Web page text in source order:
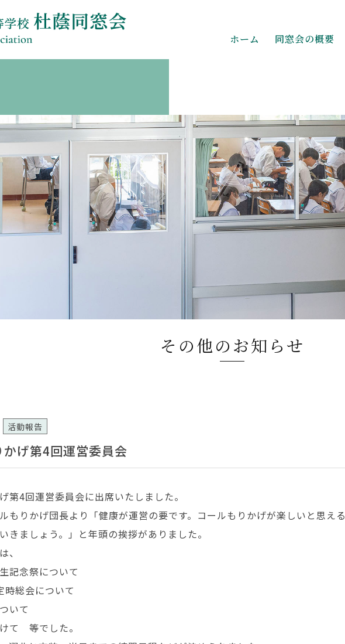
ホーム
同窓会の概要
その他のお知らせ
活動報告
かげ第4回運営委員会
第4回運営委員会に出席いたしました。
もりかげ団長より「健康が運営の要です。コールもりかげが楽しいと思える
きましょう。」と年頭の挨拶がありました。
、
記念祭について
総会について
いて
て 等でした。